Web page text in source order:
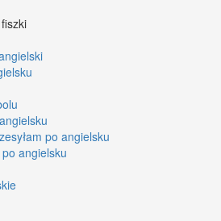
po angielsku
angielsku